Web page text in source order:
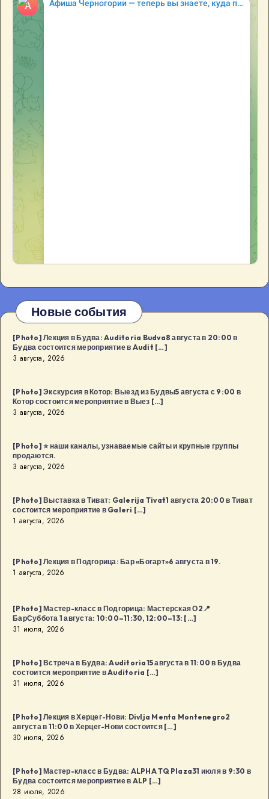
Новые события
[Photo] Лекция в Будва: Auditoria Budva8 августа в 20:00 в
Будва состоится мероприятие в Audit […]
3 августа, 2026
[Photo] Экскурсия в Котор: Выезд из Будвы5 августа с 9:00 в
Котор состоится мероприятие в Выез […]
3 августа, 2026
[Photo] ⭐️ наши каналы, узнаваемые сайты и крупные группы
продаются.
3 августа, 2026
[Photo] Выставка в Тиват: Galerija Tivat1 августа 20:00 в Тиват
состоится мероприятие в Galeri […]
1 августа, 2026
[Photo] Лекция в Подгорица: Бар «Богарт»6 августа в 19.
1 августа, 2026
[Photo] Мастер-класс в Подгорица: Мастерская О2📍
БарСуббота 1 августа: 10:00–11:30, 12:00–13: […]
31 июля, 2026
[Photo] Встреча в Будва: Auditoria15 августа в 11:00 в Будва
состоится мероприятие в Auditoria […]
31 июля, 2026
[Photo] Лекция в Херцег-Нови: Divlja Menta Montenegro2
августа в 11:00 в Херцег-Нови состоится […]
30 июля, 2026
[Photo] Мастер-класс в Будва: ALPHA TQ Plaza31 июля в 9:30 в
Будва состоится мероприятие в ALP […]
28 июля, 2026